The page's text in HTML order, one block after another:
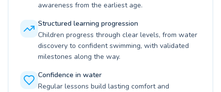
awareness from the earliest age.
Structured learning progression
Children progress through clear levels, from water
discovery to confident swimming, with validated
milestones along the way.
Confidence in water
Regular lessons build lasting comfort and